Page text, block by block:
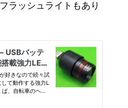
ラッシュライトもあり